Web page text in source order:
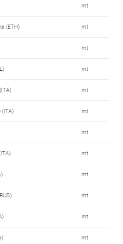
mt
(ETH) mt
mt
mt
mt
(ITA) mt
mt
mt
mt
mt
mt
mt